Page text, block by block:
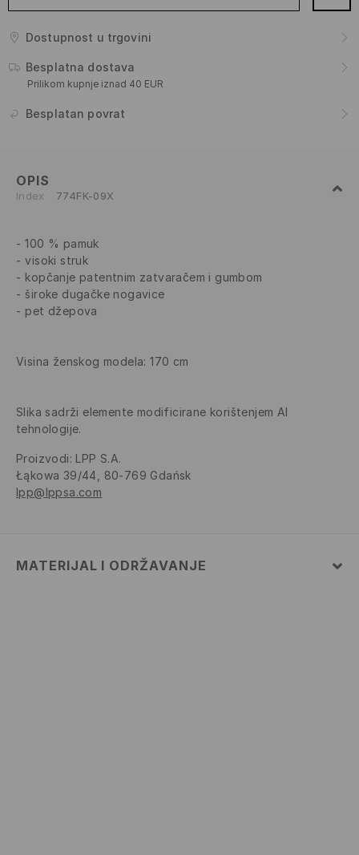
Dostupnost u trgovini
Besplatna dostava
Prilikom kupnje iznad 40 EUR
Besplatan povrat
OPIS
Index 774FK-09X
100 % pamuk
visoki struk
kopčanje patentnim zatvaračem i gumbom
široke dugačke nogavice
pet džepova
Visina ženskog modela: 170 cm
Slika sadrži elemente modificirane korištenjem AI
tehnologije.
Proizvodi: LPP S.A.
Łąkowa 39/44, 80-769 Gdańsk
lpp@lppsa.com
MATERIJAL I ODRŽAVANJE